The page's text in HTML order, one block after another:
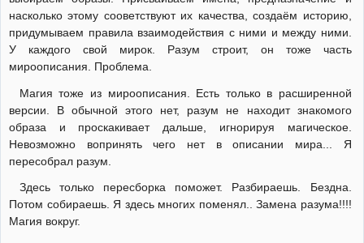
насколько этому сооветствуют их качества, создаём историю,
придумываем правила взаимодействия с ними и между ними.
У каждого свой мирок. Разум строит, он тоже часть
мироописания. Проблема.
Магия тоже из мироописания. Есть только в расширенной
версии. В обычной этого нет, разум не находит знакомого
образа и проскакивает дальше, игнорируя магическое.
Невозможно вопринять чего нет в описании мира... Я
пересобрал разум.
Здесь только пересборка поможет. Разбираешь. Бездна.
Потом собираешь. Я здесь многих поменял.. Замена разума!!!!
Магия вокруг.